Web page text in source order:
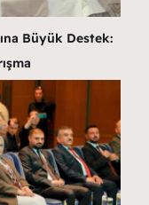
Büyük Destek: